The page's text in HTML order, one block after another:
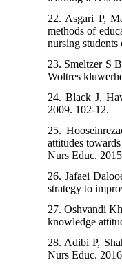
22. Asgari P,
methods of
nursing
23. Smeltzer S
Woltres
24. Black J,
2009. 102-12.
25.
attitudes
Nurs Educ.
26. Jafaei
strategy to
27. Oshvandi
knowledge
28. Adibi P,
Nurs Educ.